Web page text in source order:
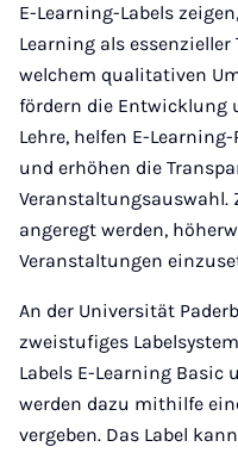
E-Learning-Labels
Learning als
welchem qualitativen
fördern die Entwicklung
Lehre, helfen E-
und erhöhen die
Veranstaltungsauswahl.
angeregt werden,
Veranstaltungen
An der Universität
zweistufiges
Labels E-Learning Basic
werden dazu mithilfe
vergeben. Das Label